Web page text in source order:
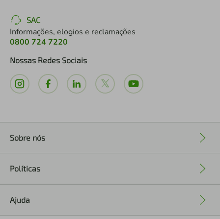
SAC
Informações, elogios e reclamações
0800 724 7220
Nossas Redes Sociais
Sobre nós
Políticas
Ajuda